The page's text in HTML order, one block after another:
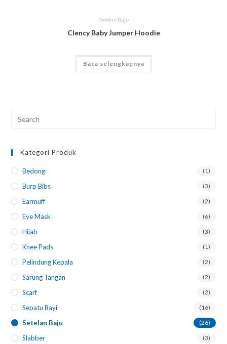
Setelan Baju
Clency Baby Jumper Hoodie
Baca selengkapnya
Kategori Produk
Bedong (1)
Burp Bibs (3)
Earmuff (2)
Eye Mask (6)
Hijab (3)
Knee Pads (1)
Pelindung Kepala (2)
Sarung Tangan (2)
Scarf (2)
Sepatu Bayi (16)
Setelan Baju (26)
Slabber (3)